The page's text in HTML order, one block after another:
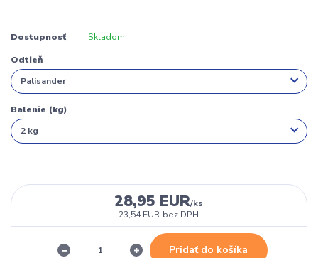
Dostupnosť Skladom
Odtieň
Balenie (kg)
28,95 EUR/ks
23,54 EUR bez DPH
Pridať do košíka